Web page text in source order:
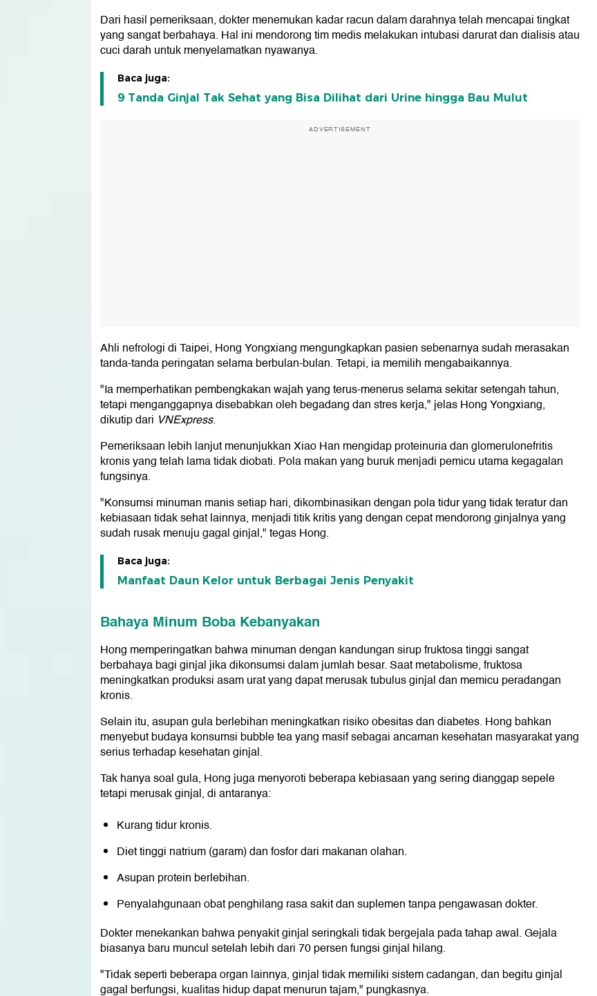
Dari hasil pemeriksaan, dokter menemukan kadar racun dalam darahnya telah mencapai tingkat
yang sangat berbahaya. Hal ini mendorong tim medis melakukan intubasi darurat dan dialisis atau
cuci darah untuk menyelamatkan nyawanya.
Baca juga:
9 Tanda Ginjal Tak Sehat yang Bisa Dilihat dari Urine hingga Bau Mulut
ADVERTISEMENT
Ahli nefrologi di Taipei, Hong Yongxiang mengungkapkan pasien sebenarnya sudah merasakan
tanda-tanda peringatan selama berbulan-bulan. Tetapi, ia memilih mengabaikannya.
"Ia memperhatikan pembengkakan wajah yang terus-menerus selama sekitar setengah tahun,
tetapi menganggapnya disebabkan oleh begadang dan stres kerja," jelas Hong Yongxiang,
dikutip dari VNExpress.
Pemeriksaan lebih lanjut menunjukkan Xiao Han mengidap proteinuria dan glomerulonefritis
kronis yang telah lama tidak diobati. Pola makan yang buruk menjadi pemicu utama kegagalan
fungsinya.
"Konsumsi minuman manis setiap hari, dikombinasikan dengan pola tidur yang tidak teratur dan
kebiasaan tidak sehat lainnya, menjadi titik kritis yang dengan cepat mendorong ginjalnya yang
sudah rusak menuju gagal ginjal," tegas Hong.
Baca juga:
Manfaat Daun Kelor untuk Berbagai Jenis Penyakit
Bahaya Minum Boba Kebanyakan
Hong memperingatkan bahwa minuman dengan kandungan sirup fruktosa tinggi sangat
berbahaya bagi ginjal jika dikonsumsi dalam jumlah besar. Saat metabolisme, fruktosa
meningkatkan produksi asam urat yang dapat merusak tubulus ginjal dan memicu peradangan
kronis.
Selain itu, asupan gula berlebihan meningkatkan risiko obesitas dan diabetes. Hong bahkan
menyebut budaya konsumsi bubble tea yang masif sebagai ancaman kesehatan masyarakat yang
serius terhadap kesehatan ginjal.
Tak hanya soal gula, Hong juga menyoroti beberapa kebiasaan yang sering dianggap sepele
tetapi merusak ginjal, di antaranya:
Kurang tidur kronis.
Diet tinggi natrium (garam) dan fosfor dari makanan olahan.
Asupan protein berlebihan.
Penyalahgunaan obat penghilang rasa sakit dan suplemen tanpa pengawasan dokter.
Dokter menekankan bahwa penyakit ginjal seringkali tidak bergejala pada tahap awal. Gejala
biasanya baru muncul setelah lebih dari 70 persen fungsi ginjal hilang.
"Tidak seperti beberapa organ lainnya, ginjal tidak memiliki sistem cadangan, dan begitu ginjal
gagal berfungsi, kualitas hidup dapat menurun tajam," pungkasnya.